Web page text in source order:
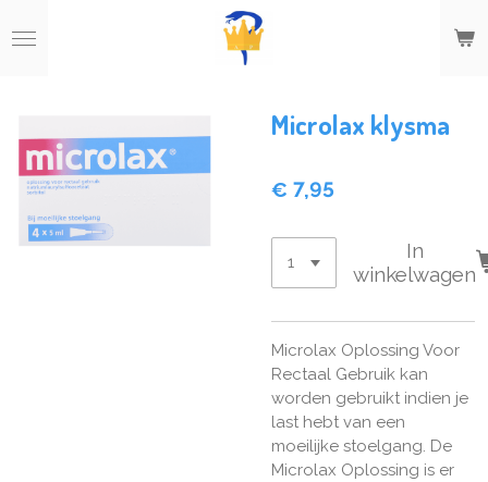
direct
Microlax klysma
€ 7,95
In
winkelwagen
Microlax Oplossing Voor
Rectaal Gebruik kan
worden gebruikt indien je
last hebt van een
moeilijke stoelgang. De
Microlax Oplossing is er